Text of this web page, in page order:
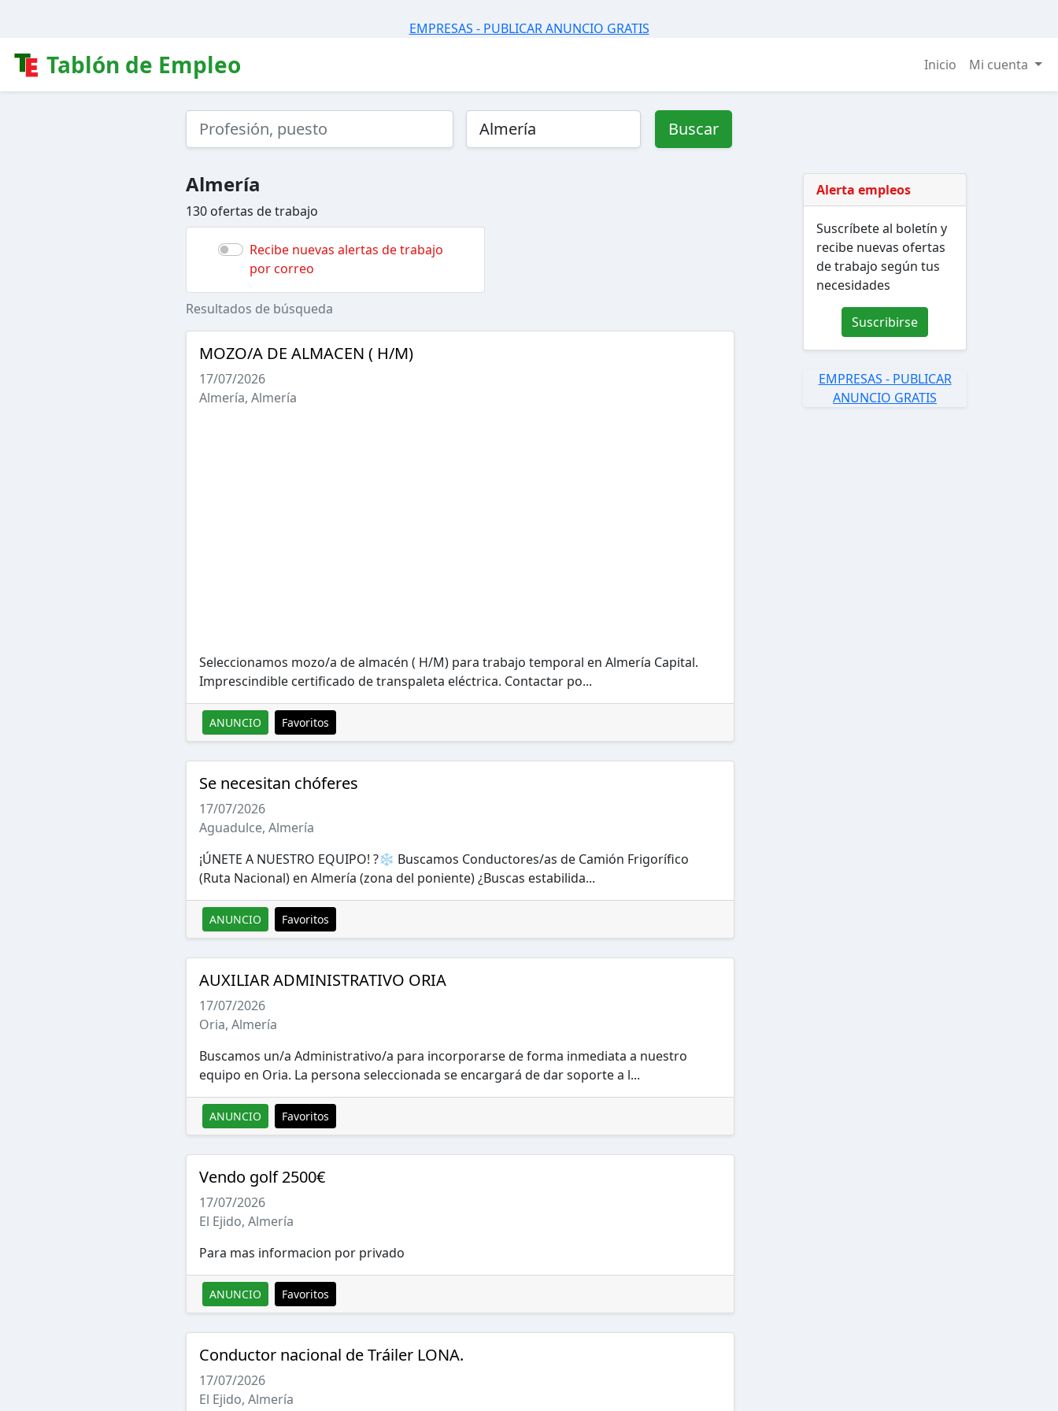
EMPRESAS - PUBLICAR ANUNCIO GRATIS
Tablón de Empleo Inicio Mi cuenta
Buscar
Almería
130 ofertas de trabajo
Recibe nuevas alertas de trabajo
por correo
Resultados de búsqueda
MOZO/A DE ALMACEN ( H/M)
17/07/2026
Almería, Almería
Seleccionamos mozo/a de almacén ( H/M) para trabajo temporal en Almería Capital.
Imprescindible certificado de transpaleta eléctrica. Contactar po...
ANUNCIO Favoritos
Se necesitan chóferes
17/07/2026
Aguadulce, Almería
¡ÚNETE A NUESTRO EQUIPO! ?❄️ Buscamos Conductores/as de Camión Frigorífico
(Ruta Nacional) en Almería (zona del poniente) ¿Buscas estabilida...
ANUNCIO Favoritos
AUXILIAR ADMINISTRATIVO ORIA
17/07/2026
Oria, Almería
Buscamos un/a Administrativo/a para incorporarse de forma inmediata a nuestro
equipo en Oria. La persona seleccionada se encargará de dar soporte a l...
ANUNCIO Favoritos
Vendo golf 2500€
17/07/2026
El Ejido, Almería
Para mas informacion por privado
ANUNCIO Favoritos
Conductor nacional de Tráiler LONA.
17/07/2026
El Ejido, Almería
Alerta empleos
Suscríbete al boletín y
recibe nuevas ofertas
de trabajo según tus
necesidades
Suscribirse
EMPRESAS - PUBLICAR
ANUNCIO GRATIS